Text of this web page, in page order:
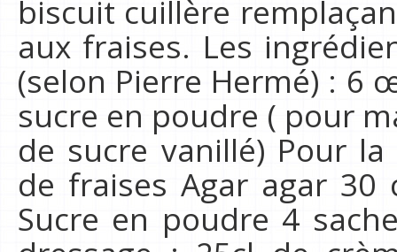
biscuit cuillère
aux fraises. Les
(selon Pierre Hermé) : 6
sucre en poudre ( pour
de sucre vanillé) Pour
de fraises Agar agar
Sucre en poudre 4